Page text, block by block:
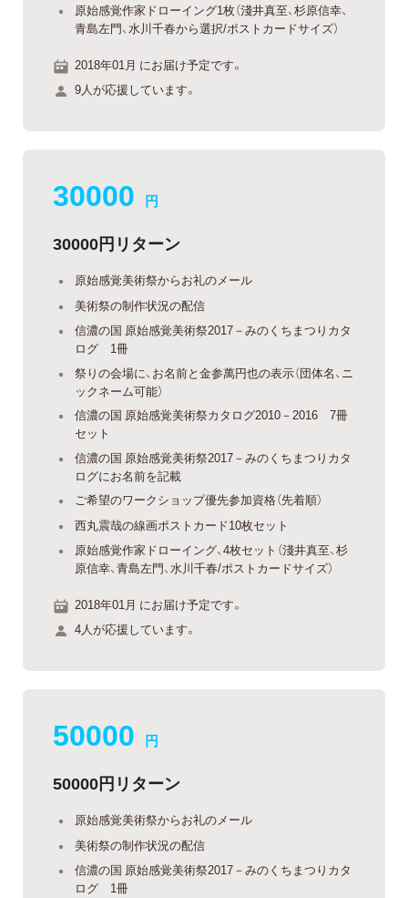
原始感覚作家ドローイング1枚（淺井真至、杉原信幸、
青島左門、水川千春から選択/ポストカードサイズ）
2018年01月 にお届け予定です。
9人が応援しています。
30000 円
30000円リターン
原始感覚美術祭からお礼のメール
美術祭の制作状況の配信
信濃の国 原始感覚美術祭2017－みのくちまつりカタ
ログ 1冊
祭りの会場に、お名前と金参萬円也の表示（団体名、ニ
ックネーム可能）
信濃の国 原始感覚美術祭カタログ2010－2016 7冊
セット
信濃の国 原始感覚美術祭2017－みのくちまつりカタ
ログにお名前を記載
ご希望のワークショップ優先参加資格（先着順）
西丸震哉の線画ポストカード10枚セット
原始感覚作家ドローイング、4枚セット（淺井真至、杉
原信幸、青島左門、水川千春/ポストカードサイズ）
2018年01月 にお届け予定です。
4人が応援しています。
50000 円
50000円リターン
原始感覚美術祭からお礼のメール
美術祭の制作状況の配信
信濃の国 原始感覚美術祭2017－みのくちまつりカタ
ログ 1冊